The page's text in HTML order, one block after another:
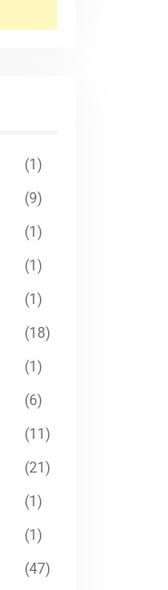
(1)
(9)
(1)
(1)
(1)
(18)
(1)
(6)
(11)
(21)
(1)
(1)
(47)